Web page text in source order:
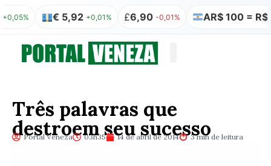
€ 5,92 +0,01% £6,90 -0,01% AR$ 100 = R$ 0,32
Três palavras que
destroem seu sucesso
Portal Veneza 03h35 14 de abril de 2014 3 min de leitura